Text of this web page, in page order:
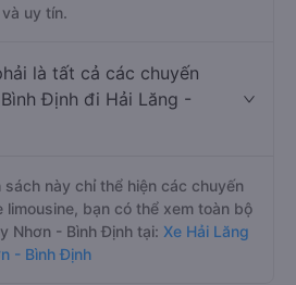
uy tín.
là tất cả các chuyến
Định đi Hải Lăng -
sách này chỉ thể hiện các chuyến
limousine, bạn có thể xem toàn bộ
Nhơn - Bình Định tại: Xe Hải Lăng
- Bình Định